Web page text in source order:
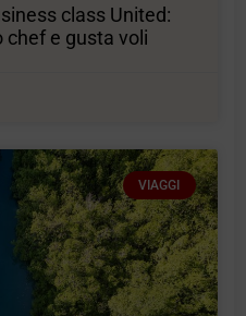
class United:
chef e gusta voli
VIAGGI